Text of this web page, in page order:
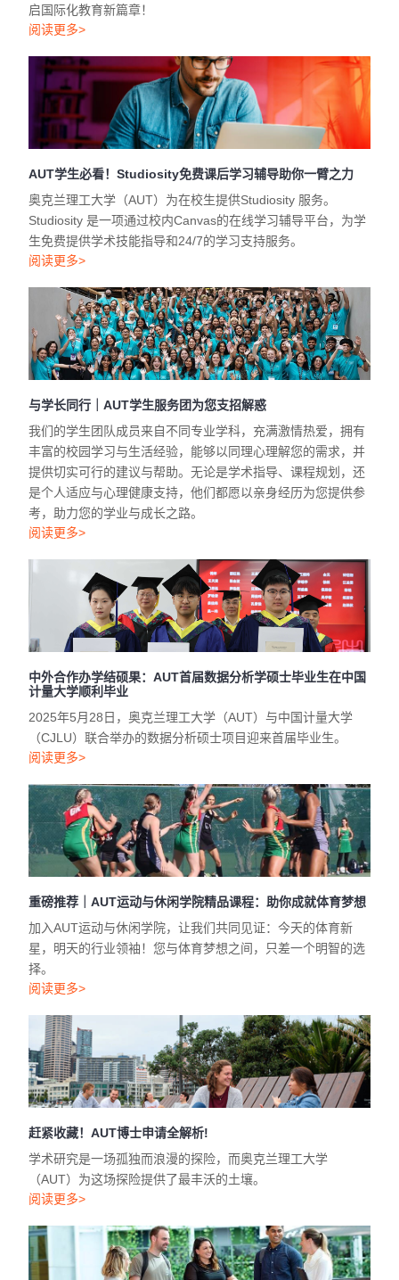
启国际化教育新篇章！
阅读更多>
AUT学生必看！Studiosity免费课后学习辅导助你一臂之力
奥克兰理工大学（AUT）为在校生提供Studiosity 服务。
Studiosity 是一项通过校内Canvas的在线学习辅导平台，为学
生免费提供学术技能指导和24/7的学习支持服务。
阅读更多>
与学长同行｜AUT学生服务团为您支招解惑
我们的学生团队成员来自不同专业学科，充满激情热爱，拥有
丰富的校园学习与生活经验，能够以同理心理解您的需求，并
提供切实可行的建议与帮助。无论是学术指导、课程规划，还
是个人适应与心理健康支持，他们都愿以亲身经历为您提供参
考，助力您的学业与成长之路。
阅读更多>
中外合作办学结硕果：AUT首届数据分析学硕士毕业生在中国
计量大学顺利毕业
2025年5月28日，奥克兰理工大学（AUT）与中国计量大学
（CJLU）联合举办的数据分析硕士项目迎来首届毕业生。
阅读更多>
重磅推荐｜AUT运动与休闲学院精品课程：助你成就体育梦想
加入AUT运动与休闲学院，让我们共同见证：今天的体育新
星，明天的行业领袖！您与体育梦想之间，只差一个明智的选
择。
阅读更多>
赶紧收藏！AUT博士申请全解析!
学术研究是一场孤独而浪漫的探险，而奥克兰理工大学
（AUT）为这场探险提供了最丰沃的土壤。
阅读更多>